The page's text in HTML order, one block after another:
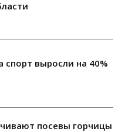
спорт выросли на 40%
посевы горчицы